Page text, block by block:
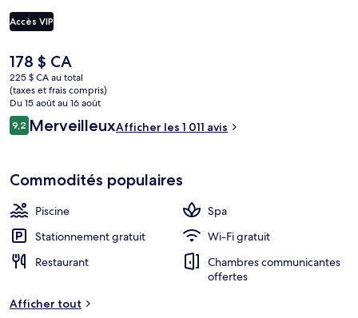
notons 2 piscines extérieures, un bar attenant à la piscine et un
centre d’entraînement physique. Les autres voyageurs apprécient
commun se trouve à proximité : Station de métro Burj Khalifa -
Dubai Mall est à seulement 2 minutes à pied.
Accès VIP
Le
prix
actuel
est
de 178 $ CA
178 $ CA
225 $ CA au total
(taxes et frais compris)
Du 15 août au 16 août
Avis
9,29,2 sur 10 –
MerveilleuxAfficher les 1 011 avis
Commodités populaires
Piscine
Spa
Stationnement gratuit
Wi-Fi gratuit
Restaurant
Chambres communicantes
offertes
Afficher tout